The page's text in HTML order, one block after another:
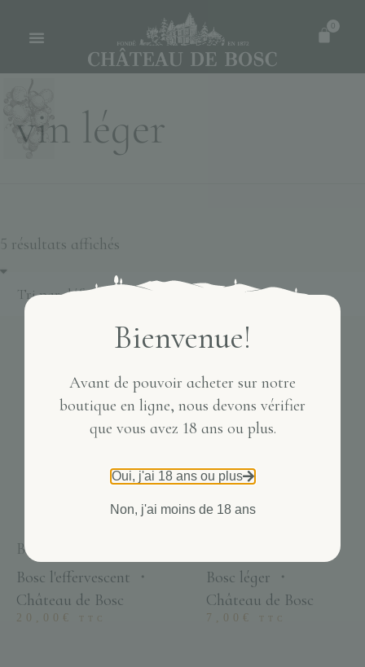
0
vin léger
5 résultats affichés
Bosc l’effervescence
Bosc l'effervescent ・
Château de Bosc
20,00 € TTC
Bosc léger ・
Château de Bosc
7,00 € TTC
Bienvenue!
Avant de pouvoir acheter sur notre
boutique en ligne, nous devons vérifier
que vous avez 18 ans ou plus.
Oui, j'ai 18 ans ou plus
Non, j'ai moins de 18 ans